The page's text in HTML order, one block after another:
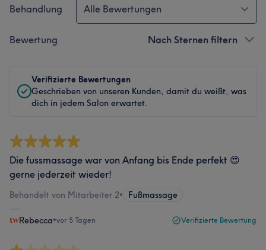
Behandlung Alle Bewertungen
Bewertung Nach Sternen filtern
Verifizierte Bewertungen
Geschrieben von unseren Kunden, damit du weißt, was
dich in jedem Salon erwartet.
Die fussmassage war von Anfang bis Ende perfekt 😍
gerne jederzeit wieder!
Behandelt von Mitarbeiter 2• Fußmassage
Rebecca•vor 5 Tagen Verifizierte Bewertung